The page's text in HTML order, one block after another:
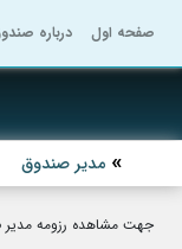
صفحه اول درباره
مدیر صندوق
جهت مشاهده رزومه